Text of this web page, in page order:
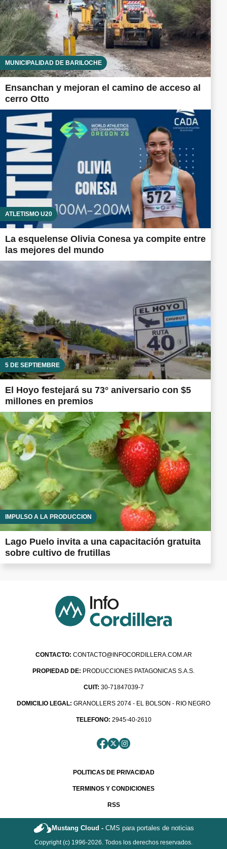
MUNICIPALIDAD DE BARILOCHE
Ensanchan y mejoran el camino de acceso al
cerro Otto
ATLETISMO U20
La esquelense Olivia Conesa ya compite entre
las mejores del mundo
5 DE SEPTIEMBRE
El Hoyo festejará su 73° aniversario con $5
millones en premios
IMPULSO A LA PRODUCCIÓN
Lago Puelo invita a una capacitación gratuita
sobre cultivo de frutillas
CONTACTO: CONTACTO@INFOCORDILLERA.COM.AR
PROPIEDAD DE: PRODUCCIONES PATAGONICAS S.A.S.
CUIT: 30-71847039-7
DOMICILIO LEGAL: GRANOLLERS 2074 - EL BOLSON - RIO NEGRO
TELEFONO: 2945-40-2610
POLITICAS DE PRIVACIDAD
TERMINOS Y CONDICIONES
RSS
Mustang Cloud -CMS para portales de noticias
Copyright (c) 1996-2026. Todos los derechos reservados.